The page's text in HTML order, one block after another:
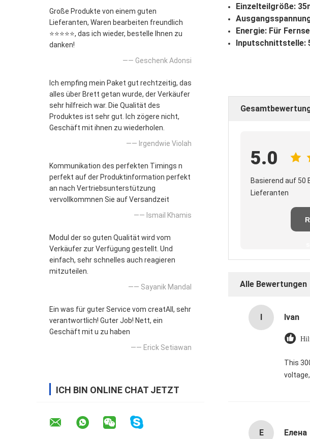
Große Produkte von einem guten
Lieferanten, Waren bearbeiten freundlich
⭐⭐⭐⭐⭐, das ich wieder, bestelle Ihnen zu
danken!
—— Geschenk Adonsi
Ich empfing mein Paket gut rechtzeitig, das
alles über Brett getan wurde, der Verkäufer
sehr hilfreich war. Die Qualität des
Produktes ist sehr gut. Ich zögere nicht,
Geschäft mit ihnen zu wiederholen.
—— Irgendwie Violah
Kommunikation des perfekten Timings n
perfekt auf der Produktinformation perfekt
an nach Vertriebsunterstützung
vervollkommnen Sie auf Versandzeit
—— Ismail Khamis
Modul der so guten Qualität wird vom
Verkäufer zur Verfügung gestellt. Und
einfach, sehr schnelles auch reagieren
mitzuteilen.
—— Sayanik Mandal
Ein was für guter Service vom creatAll, sehr
verantwortlich! Guter Job! Nett, ein
Geschäft mit u zu haben
—— Erick Setiawan
ICH BIN ONLINE CHAT JETZT
Einzelteilgröße:
Energie: Für
Inputschnittstelle:
5.0
Basierend auf 50
Lieferanten
Alle Bewertungen
Ivan
This
Е Елена